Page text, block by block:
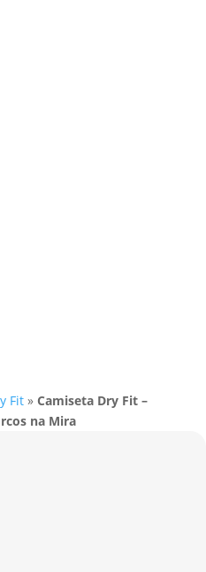
Fit » Camiseta Dry Fit –
na Mira